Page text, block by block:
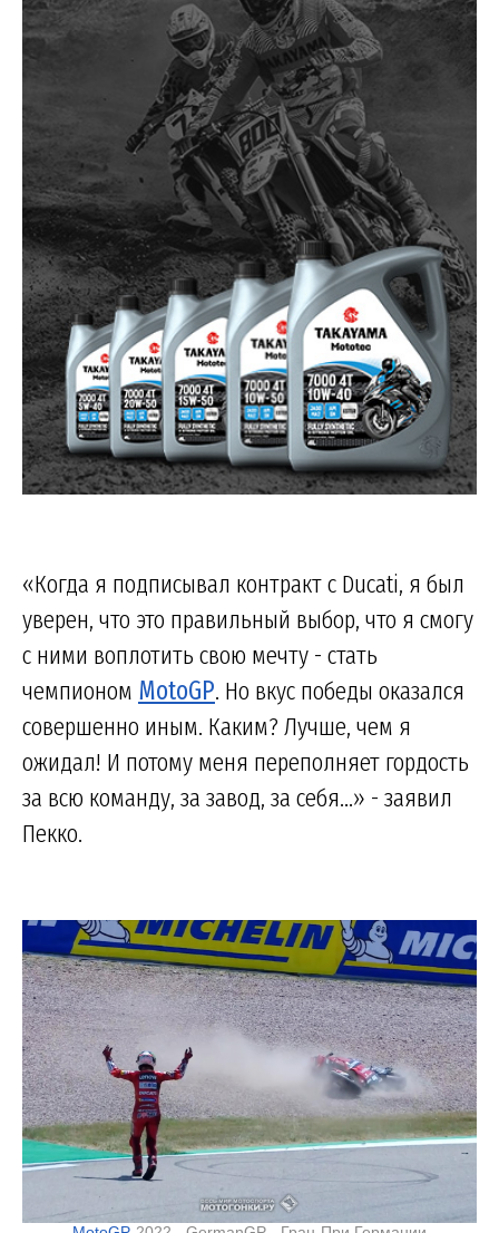
«Когда я подписывал контракт с Ducati, я был
уверен, что это правильный выбор, что я смогу
с ними воплотить свою мечту - стать
чемпионом MotoGP. Но вкус победы оказался
совершенно иным. Каким? Лучше, чем я
ожидал! И потому меня переполняет гордость
за всю команду, за завод, за себя...» - заявил
Пекко.